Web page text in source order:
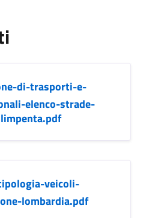
di-trasporti-e-
elenco-strade-
veicoli-
lombardia.pdf